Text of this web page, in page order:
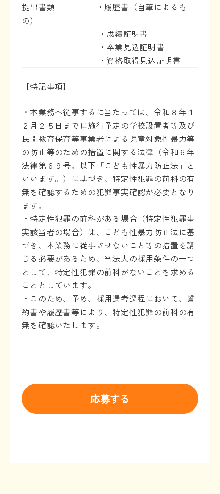
提出書類 ・履歴書（自筆によるも
の）
・成績証明書
・卒業見込証明書
・資格取得見込証明書
【特記事項】
・本業務へ従事するに当たっては、令和８年１
２月２５日までに施行予定の学校設置者等及び
民間教育保育等事業者による児童対象性暴力等
の防止等のための措置に関する法律（令和６年
法律第６９号。以下「こども性暴力防止法」と
いいます。）に基づき、特定性犯罪の前科の有
無を確認するための犯罪事実確認が必要となり
ます。
・特定性犯罪の前科がある場合（特定性犯罪事
実該当者の場合）は、こども性暴力防止法に基
づき、本業務に従事させないこと等の措置を講
じる必要があるため、当法人の採用条件の一つ
として、特定性犯罪の前科がないことを求める
こととしています。
・このため、予め、採用選考過程において、誓
約書や履歴書等により、特定性犯罪の前科の有
無を確認いたします。